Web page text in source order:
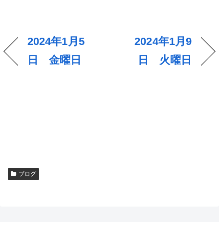
2024年1月5
日 金曜日
2024年1月9
日 火曜日
ブログ